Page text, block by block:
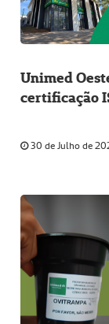
Unimed
certificação
2026.
30 de Julho de